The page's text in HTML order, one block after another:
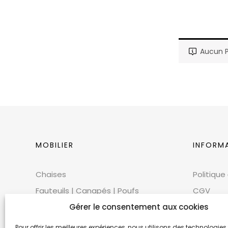
Gérer le consentement aux cookies
Aucun
MOBILIER
Chaises
Fauteuils | Canapés | Poufs
Mobilier extérieur
Tables
CGV
CGU
Cookies